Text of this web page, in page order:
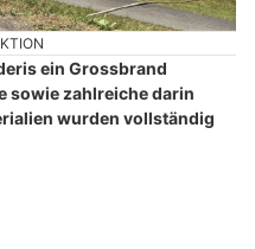
ein Grossbrand
sowie zahlreiche darin
wurden vollständig